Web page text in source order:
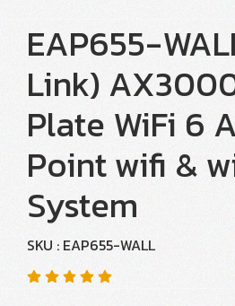
EAP655-
Link)
Plate WiFi 6
Point wifi &
System
SKU : EAP655-WALL